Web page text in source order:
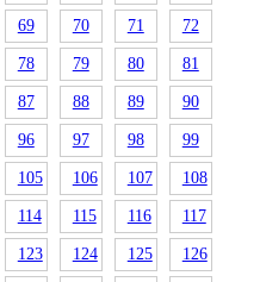
69 70 71 72
78 79 80 81
87 88 89 90
96 97 98 99
105 106 107 108
114 115 116 117
123 124 125 126